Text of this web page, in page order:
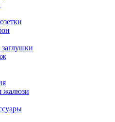
жалюзи